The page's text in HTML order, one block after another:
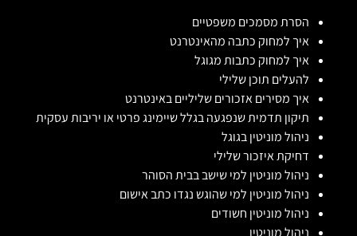
הסרת מסמכים משפטיים
איך למחוק כתבה מהאינטרנט
איך למחוק כתבות מגוגל
להעלים תוכן שלילי
איך מסירים אזכורים שליליים באינטרנט
תיקון תדמית שנפגעה בגלל שיימינג פרטי או יריבות עסקית
ניהול מוניטין בגוגל
דחיקת איזכור שלילי
ניהול מוניטין למי שישב בבית הסוהר
ניהול מוניטין למי שהוגש נגדו כתב אישום
ניהול מוניטין חשודים
ניהול מוניטין